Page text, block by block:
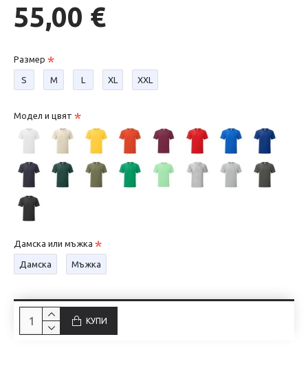
55,00 €
Размер
S М L XL XXL
Модел и цвят
Дамска или мъжка
Дамска Мъжка
КУПИ